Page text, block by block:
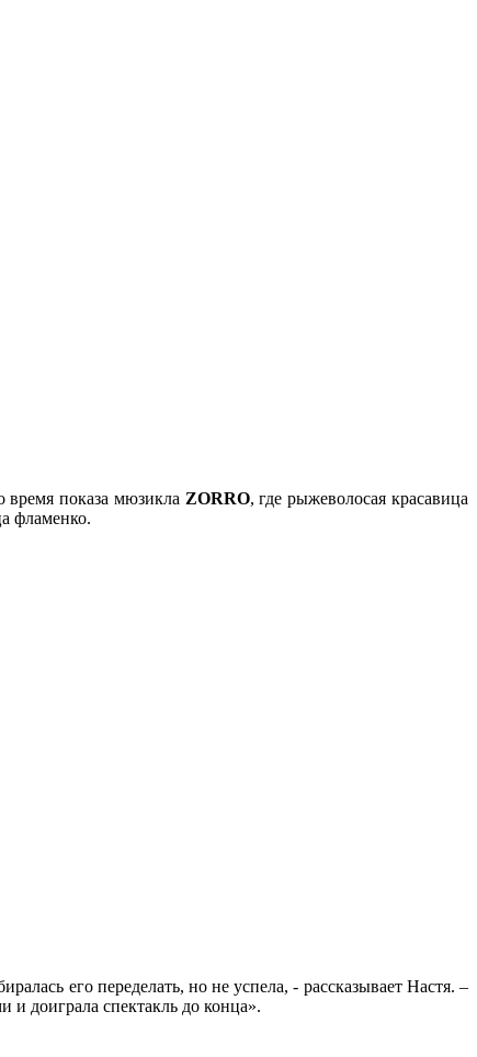
показа мюзикла ZORRO, где рыжеволосая красавица
фламенко.
его переделать, но не успела, - рассказывает Настя. –
и доиграла спектакль до конца».